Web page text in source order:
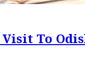
Odisha: